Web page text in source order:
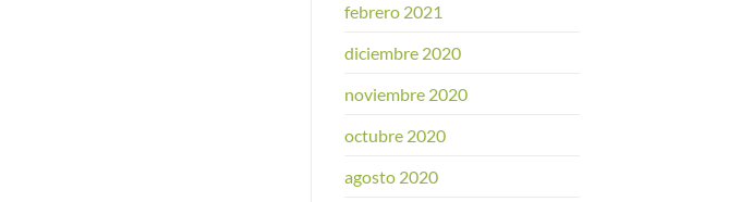
febrero 2021
diciembre 2020
noviembre 2020
octubre 2020
agosto 2020